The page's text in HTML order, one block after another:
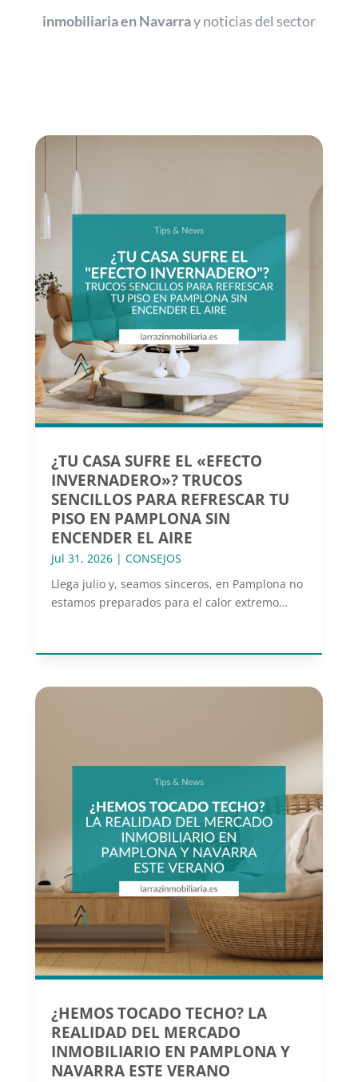
inmobiliaria en Navarray noticias del sector
¿TU CASA SUFRE EL «EFECTO
INVERNADERO»? TRUCOS
SENCILLOS PARA REFRESCAR TU
PISO EN PAMPLONA SIN
ENCENDER EL AIRE
Jul 31, 2026| CONSEJOS
Llega julio y, seamos sinceros, en Pamplona no
estamos preparados para el calor extremo…
¿HEMOS TOCADO TECHO? LA
REALIDAD DEL MERCADO
INMOBILIARIO EN PAMPLONA Y
NAVARRA ESTE VERANO